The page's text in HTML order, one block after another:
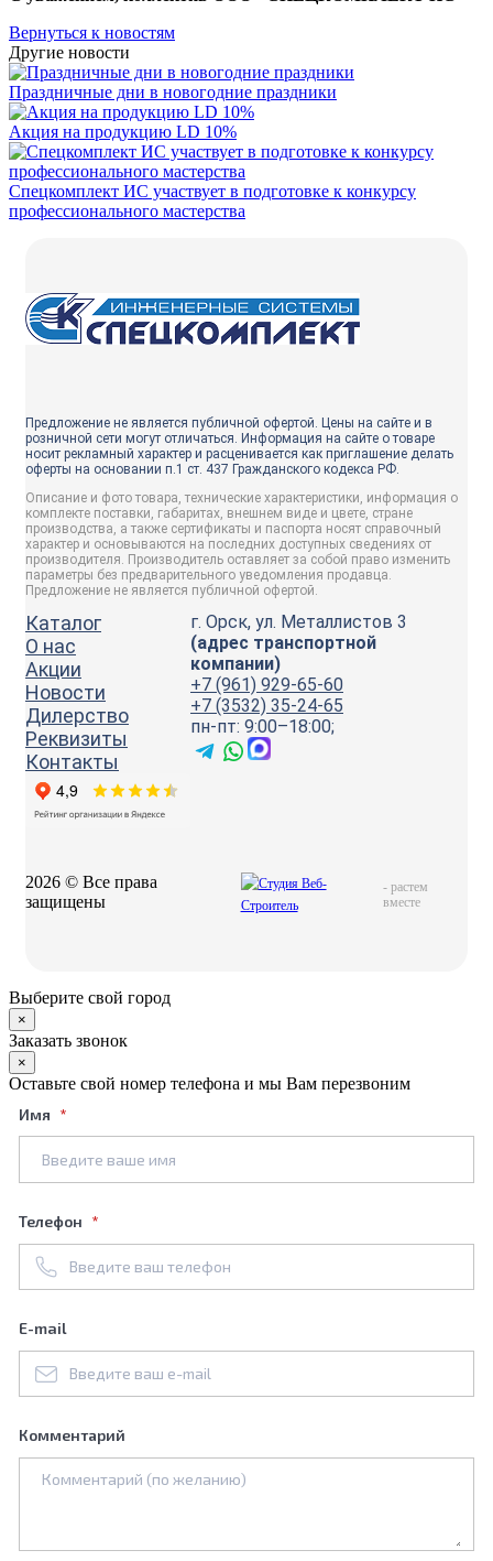
Вернуться к новостям
Другие новости
Праздничные дни в новогодние праздники
Акция на продукцию LD 10%
Спецкомплект ИС участвует в подготовке к конкурсу
профессионального мастерства
Предложение не является публичной офертой. Цены на сайте и в
розничной сети могут отличаться. Информация на сайте о товаре
носит рекламный характер и расценивается как приглашение делать
оферты на основании п.1 ст. 437 Гражданского кодекса РФ.
Описание и фото товара, технические характеристики, информация о
комплекте поставки, габаритах, внешнем виде и цвете, стране
производства, а также сертификаты и паспорта носят справочный
характер и основываются на последних доступных сведениях от
производителя. Производитель оставляет за собой право изменить
параметры без предварительного уведомления продавца.
Предложение не является публичной офертой.
Каталог
О нас
Акции
Новости
Дилерство
Реквизиты
Контакты
г. Орск, ул. Металлистов 3
(адрес транспортной
компании)
+7 (961) 929-65-60
+7 (3532) 35-24-65
пн-пт: 9:00–18:00;
2026 © Все права
защищены
- растем
вместе
Выберите свой город
×
Заказать звонок
×
Оставьте свой номер телефона и мы Вам перезвоним
Имя
Телефон
E-mail
Комментарий